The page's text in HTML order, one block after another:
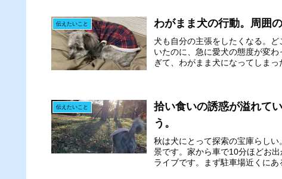
伝えたいこと わがまま犬の行動。周囲
犬も自分の主張をしたくなる。
いたのに、急に愛犬の態度が変
ぎて、わがまま犬になってしま
伝えたいこと
拾い食いの誘惑が溢れて
う。
秋は犬にとって探索の宝庫らし
景です。家から車で10分ほどお
ライブです。まず駐車場近くに